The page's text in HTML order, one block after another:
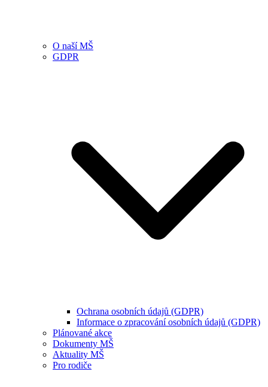
O naší MŠ
GDPR
Ochrana osobních údajů (GDPR)
Informace o zpracování osobních údajů (GDPR)
Plánované akce
Dokumenty MŠ
Aktuality MŠ
Pro rodiče